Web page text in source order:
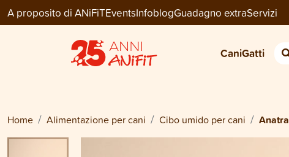
A proposito di ANiFiTEventsInfoblogGuadagno extraServizi
CaniGatti
Dog Menu Wet
ANATRA
CHF 23.70
Home Alimentazione per cani Cibo umido per cani Anatra